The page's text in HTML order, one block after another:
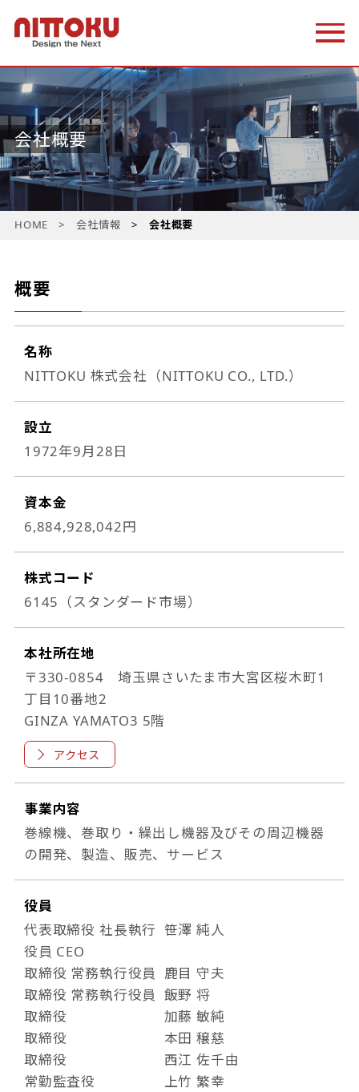
会社概要
HOME 会社情報 会社概要
概要
名称
NITTOKU 株式会社（NITTOKU CO., LTD.）
設立
1972年9月28日
資本金
6,884,928,042円
株式コード
6145（スタンダード市場）
本社所在地
〒330-0854 埼玉県さいたま市大宮区桜木町1
丁目10番地2
GINZA YAMATO3 5階
アクセス
事業内容
巻線機、巻取り・繰出し機器及びその周辺機器
の開発、製造、販売、サービス
役員
代表取締役 社長執行
役員 CEO
笹澤 純人
取締役 常務執行役員
鹿目 守夫
取締役 常務執行役員 飯野 将
取締役
加藤 敏純
取締役
本田 穣慈
取締役
西江 佐千由
常勤監査役
上竹 繁幸